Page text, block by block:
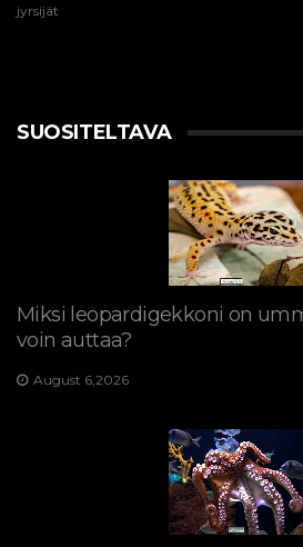
jyrsijät
SUOSITELTAVA
Miksi leopardigekkoni on
voin auttaa?
August 6,2026